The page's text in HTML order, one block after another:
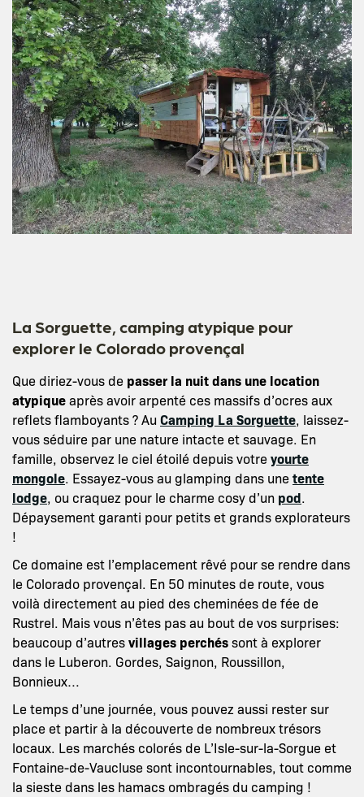
La Sorguette, camping atypique pour
explorer le Colorado provençal
Que diriez-vous de passer la nuit dans une location
atypiqueaprès avoir arpenté ces massifs d’ocres aux
reflets flamboyants ? Au Camping La Sorguette, laissez-
vous séduire par une nature intacte et sauvage. En
famille, observez le ciel étoilé depuis votreyourte
mongole. Essayez-vous au glamping dans unetente
lodge, ou craquez pour le charme cosy d’un pod.
Dépaysement garanti pour petits et grands explorateurs
!
Ce domaine est l’emplacement rêvé pour se rendre dans
le Colorado provençal. En 50 minutes de route, vous
voilà directement au pied des cheminées de fée de
Rustrel. Mais vous n’êtes pas au bout de vos surprises:
beaucoup d’autresvillages perchéssont à explorer
dans le Luberon. Gordes, Saignon, Roussillon,
Bonnieux…
Le temps d’une journée, vous pouvez aussi rester sur
place et partir à la découverte de nombreux trésors
locaux. Les marchés colorés de L’Isle-sur-la-Sorgue et
Fontaine-de-Vaucluse sont incontournables, tout comme
la sieste dans les hamacs ombragés du camping !